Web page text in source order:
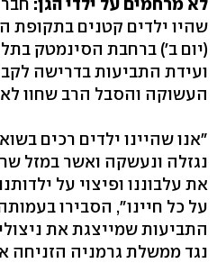
שהיו ילדים קטנים בתקופת
(יום ב') ברחבת הסינמטק
ועידת התביעות בדרישה
העשוקה והסבל הרב שחוו
"אנו שהיינו ילדים רכים
נגזלה ונעשקה ואשר במזל
את עלבוננו ופיצוי על
על כל חיינו", הסבירו
התביעות שמייצגת את
נגד ממשלת גרמניה הזניחה